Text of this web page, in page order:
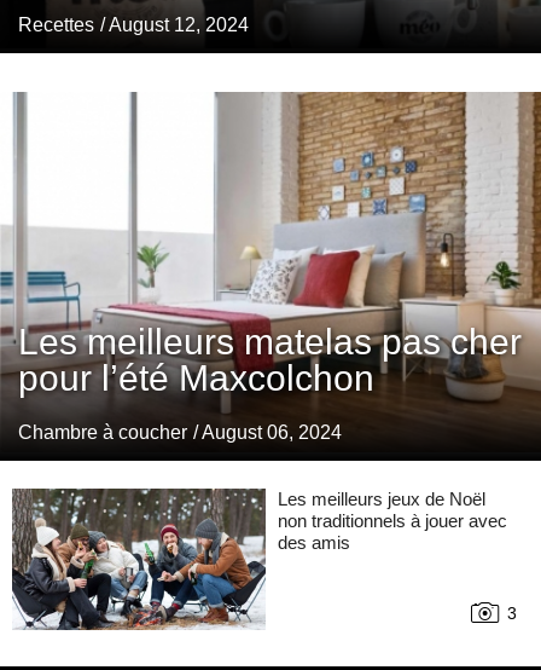
Recettes / August 12, 2024
Les meilleurs matelas pas cher
pour l’été Maxcolchon
Chambre à coucher / August 06, 2024
Les meilleurs jeux de Noël
non traditionnels à jouer avec
des amis
3